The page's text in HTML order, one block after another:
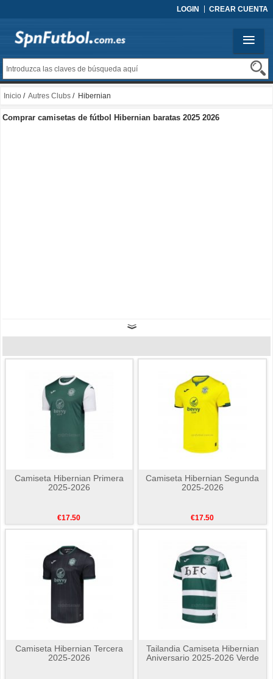
LOGIN CREAR CUENTA
Inicio / Autres Clubs / Hibernian
Comprar camisetas de fútbol Hibernian baratas 2025 2026
Camiseta Hibernian Primera
2025-2026
€17.50
Camiseta Hibernian Segunda
2025-2026
€17.50
Camiseta Hibernian Tercera
2025-2026
Tailandia Camiseta Hibernian
Aniversario 2025-2026 Verde